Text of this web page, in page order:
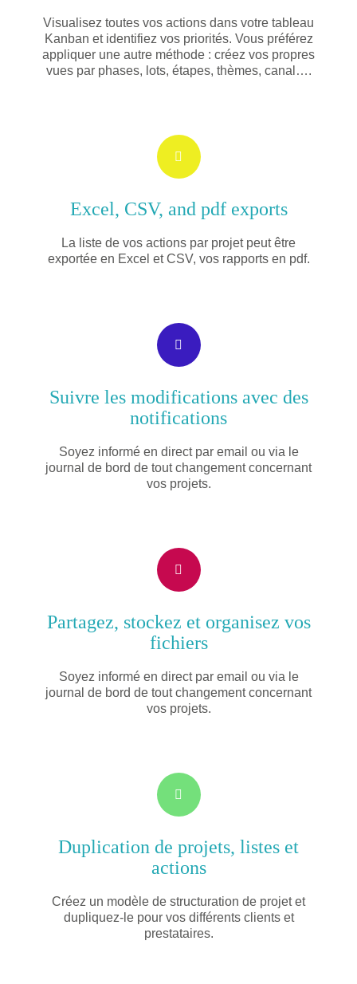
Visualisez toutes vos actions dans votre tableau
Kanban et identifiez vos priorités. Vous préférez
appliquer une autre méthode : créez vos propres
vues par phases, lots, étapes, thèmes, canal….
Excel, CSV, and pdf exports
La liste de vos actions par projet peut être
exportée en Excel et CSV, vos rapports en pdf.
Suivre les modifications avec des
notifications
Soyez informé en direct par email ou via le
journal de bord de tout changement concernant
vos projets.
Partagez, stockez et organisez vos
fichiers
Soyez informé en direct par email ou via le
journal de bord de tout changement concernant
vos projets.
Duplication de projets, listes et
actions
Créez un modèle de structuration de projet et
dupliquez-le pour vos différents clients et
prestataires.